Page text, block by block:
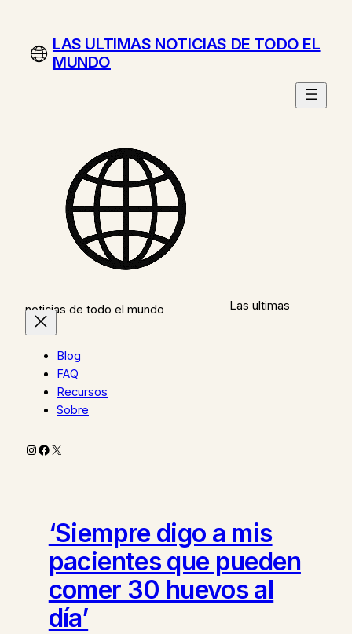
contenidoLAS ULTIMAS NOTICIAS DE TODO EL
MUNDO
Las ultimas
noticias de todo el mundo
Blog
FAQ
Recursos
Sobre
Instagram
Facebook
X
‘Siempre digo a mis
pacientes que pueden
comer 30 huevos al
día’